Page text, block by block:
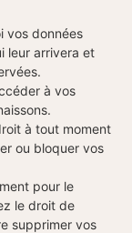
vos données
leur arrivera et
à vos
à tout moment
ou bloquer vos
pour le
le droit de
supprimer vos